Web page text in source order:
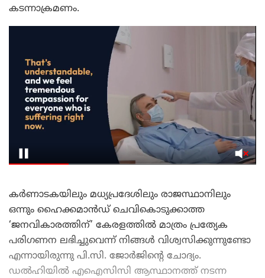
കടന്നാക്രമണം.
കർണാടകയിലും മധ്യപ്രദേശിലും രാജസ്ഥാനിലും
ഒന്നും ഹൈക്കമാൻഡ് ചെവികൊടുക്കാത്ത
‘ജനവികാരത്തിന്’ കേരളത്തിൽ മാത്രം പ്രത്യേക
പരിഗണന ലഭിച്ചുവെന്ന് നിങ്ങൾ വിശ്വസിക്കുന്നുണ്ടോ
എന്നായിരുന്നു പി.സി. ജോർജിന്റെ ചോദ്യം.
ഡൽഹിയിൽ എഐസിസി ആസ്ഥാനത്ത് നടന്ന